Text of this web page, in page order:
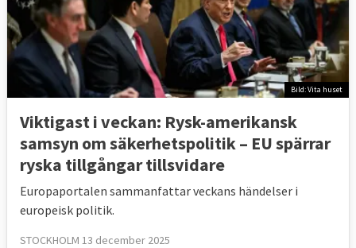
Bild: Vita huset
Viktigast i veckan: Rysk-amerikansk
samsyn om säkerhetspolitik – EU spärrar
ryska tillgångar tillsvidare
Europaportalen sammanfattar veckans händelser i
europeisk politik.
STOCKHOLM 13 december 2025